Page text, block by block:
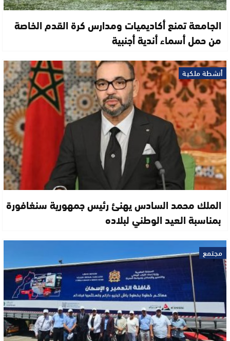
الجامعة تمنع أكاديميات ومدارس كرة القدم الخاصة
من حمل أسماء أندية أجنبية
أنشطة ملكية
الملك محمد السادس يهنئ رئيس جمهورية سنغافورة
بمناسبة العيد الوطني لبلاده
مجتمع